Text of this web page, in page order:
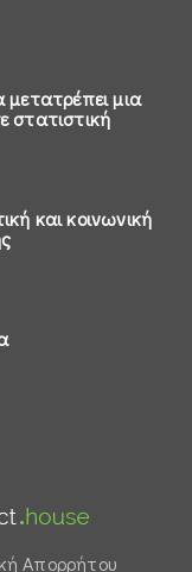
μια
στατιστική
και κοινωνική
Απορρήτου